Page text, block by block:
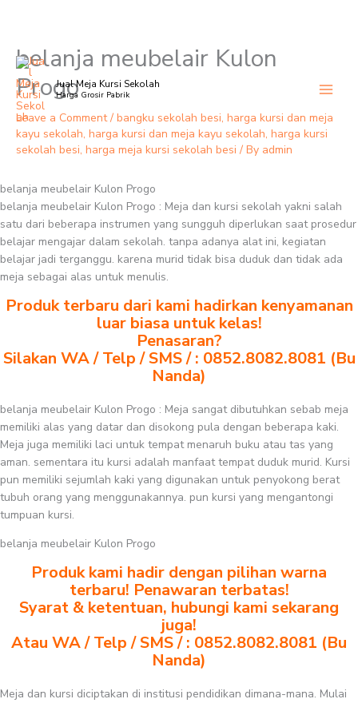
Skip
content
Jual Meja Kursi Sekolah
Harga Grosir Pabrik
belanja meubelair Kulon
Progo
Leave a Comment / bangku sekolah besi, harga kursi dan meja
kayu sekolah, harga kursi dan meja kayu sekolah, harga kursi
sekolah besi, harga meja kursi sekolah besi / By admin
belanja meubelair Kulon Progo
belanja meubelair Kulon Progo : Meja dan kursi sekolah yakni salah
satu dari beberapa instrumen yang sungguh diperlukan saat prosedur
belajar mengajar dalam sekolah. tanpa adanya alat ini, kegiatan
belajar jadi terganggu. karena murid tidak bisa duduk dan tidak ada
meja sebagai alas untuk menulis.
Produk terbaru dari kami hadirkan kenyamanan
luar biasa untuk kelas!
Penasaran?
Silakan WA / Telp / SMS / : 0852.8082.8081 (Bu
Nanda)
belanja meubelair Kulon Progo : Meja sangat dibutuhkan sebab meja
memiliki alas yang datar dan disokong pula dengan beberapa kaki.
Meja juga memiliki laci untuk tempat menaruh buku atau tas yang
aman. sementara itu kursi adalah manfaat tempat duduk murid. Kursi
pun memiliki sejumlah kaki yang digunakan untuk penyokong berat
tubuh orang yang menggunakannya. pun kursi yang mengantongi
tumpuan kursi.
belanja meubelair Kulon Progo
Produk kami hadir dengan pilihan warna
terbaru! Penawaran terbatas!
Syarat & ketentuan, hubungi kami sekarang
juga!
Atau WA / Telp / SMS / : 0852.8082.8081 (Bu
Nanda)
Meja dan kursi diciptakan di institusi pendidikan dimana-mana. Mulai